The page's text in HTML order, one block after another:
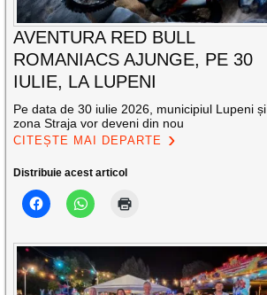
AVENTURA RED BULL
ROMANIACS AJUNGE, PE 30
IULIE, LA LUPENI
Pe data de 30 iulie 2026, municipiul Lupeni și
zona Straja vor deveni din nou
CITEȘTE MAI DEPARTE
Distribuie acest articol